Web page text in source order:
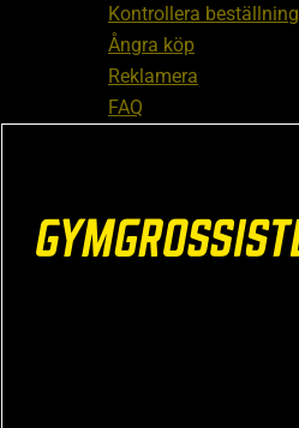
Kontrollera beställning
Ångra köp
Reklamera
FAQ